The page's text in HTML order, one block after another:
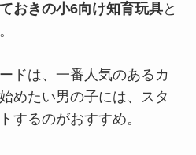
おきの小6向け知育玩具と
ドは、一番人気のあるカ
めたい男の子には、スタ
するのがおすすめ。